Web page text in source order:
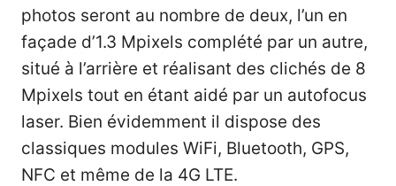
photos seront au nombre de deux, l’un en
façade d’1.3 Mpixels complété par un autre,
situé à l’arrière et réalisant des clichés de 8
Mpixels tout en étant aidé par un autofocus
laser. Bien évidemment il dispose des
classiques modules WiFi, Bluetooth, GPS,
NFC et même de la 4G LTE.